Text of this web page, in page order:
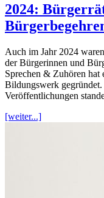
2024:
Auch im Jahr 2024
der Bürgerinnen und
Sprechen & Zuhören hat
Bildungswerk
Veröffentlichungen
[weiter...]